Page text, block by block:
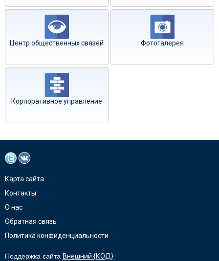
Центр общественных связей Фотогалерея
Корпоративное управление
Карта сайта
Контакты
О нас
Обратная связь
Политика конфиденциальности
Поддержка сайта Внешний {КОД}